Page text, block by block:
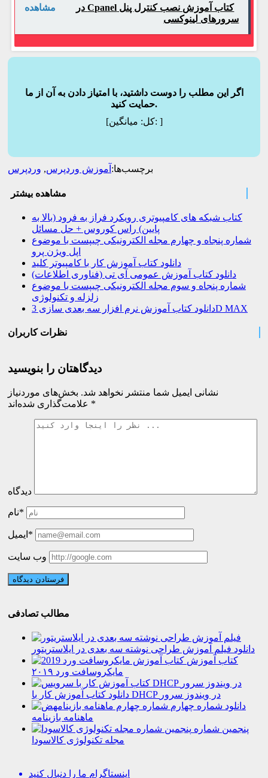
مشاهده
کتاب آموزش نصب کنترل پنل Cpanel در
سرورهای لینوکسی
اگر این مطلب را دوست داشتید، با امتیاز دادن به آن از ما
حمایت کنید.
[کل:میانگین: ]
برچسب‌ها: آموزش وردپرس, وردپرس
مشاهده بیشتر
کتاب شبکه های کامپیوتری رویکرد فراز به فرود (بالا به
پایین) راس کوروس + حل مسائل
شماره پنجاه و چهارم مجله الکترونیکی چیپست با موضوع
اپل ویژن پرو
دانلود کتاب آموزش کار با کامپیوتر کلید
دانلود کتاب آموزش عمومی آی تی (فناوری اطلاعات)
شماره پنجاه و سوم مجله الکترونیکی چیپست با موضوع
زلزله و تکنولوژی
دانلود کتاب آموزش نرم افزار سه بعدی سازی 3D MAX
نظرات کاربران
دیدگاهتان را بنویسید
نشانی ایمیل شما منتشر نخواهد شد. بخش‌های موردنیاز
*
دیدگاه
نام*
ایمیل*
وب سایت
مطالب تصادفی
دانلود فیلم آموزش طراحی نوشته سه بعدی در ایلاستریتور
کتاب آموزش
مایکروسافت ورد ۲۰۱۹
دانلود کتاب آموزش کار با DHCP در ویندوز سرور
دانلود شماره چهارم
ماهنامه بازینامه
پنجمین شماره
مجله تکنولوژی کالاسودا
اینستاگرام ما را دنبال کنید